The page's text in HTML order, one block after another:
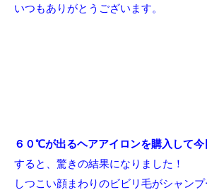
いつもありがとうございます。
６０℃が出るヘアアイロンを購入して今
すると、驚きの結果になりました！
しつこい顔まわりのビビリ毛がシャン